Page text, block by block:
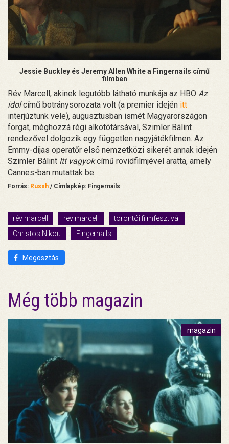
Jessie Buckley és Jeremy Allen White a Fingernails című
filmben
Rév Marcell, akinek legutóbb látható munkája az HBO Az
idolcímű botránysorozata volt (a premier idején itt
interjúztunk vele), augusztusban ismét Magyarországon
forgat, méghozzá régi alkotótársával, Szimler Bálint
rendezővel dolgozik egy független nagyjátékfilmen. Az
Emmy-díjas operatőr első nemzetközi sikerét annak idején
Szimler Bálint Itt vagyokcímű rövidfilmjével aratta, amely
Cannes-ban mutattak be.
Forrás: Russh / Címlapkép: Fingernails
rév marcell rev marcell
torontói filmfesztivál
Christos Nikou
Fingernails
Megosztás
Még több magazin
magazin